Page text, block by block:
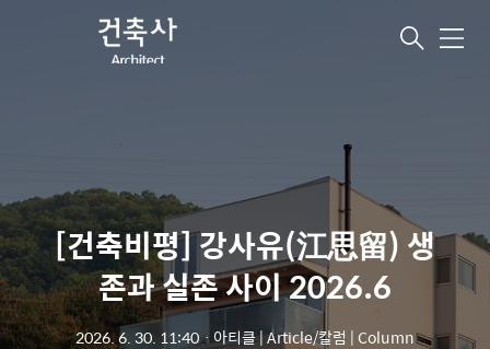
메
[건축비평] 강사유(江思留) 생
존과 실존 사이 2026.6
2026. 6. 30. 11:40ㆍ 아티클 | Article/칼럼 | Column